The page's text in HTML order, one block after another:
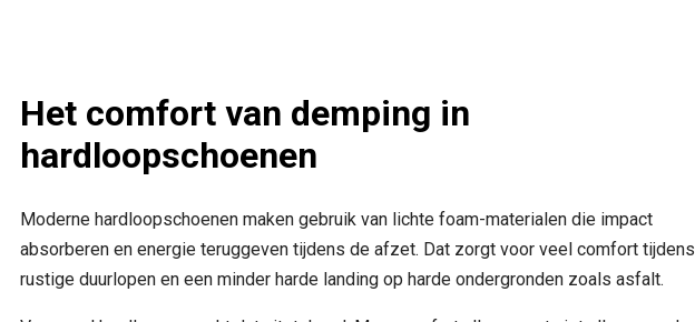
Het comfort van demping in
hardloopschoenen
Moderne hardloopschoenen maken gebruik van lichte foam-materialen die impact
absorberen en energie teruggeven tijdens de afzet. Dat zorgt voor veel comfort tijdens
rustige duurlopen en een minder harde landing op harde ondergronden zoals asfalt.